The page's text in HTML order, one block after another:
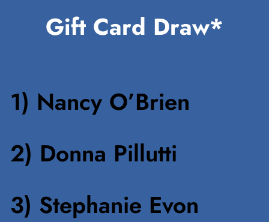
Gift Card Draw*
1) Nancy O’Brien
2) Donna Pillutti
3) Stephanie Evon